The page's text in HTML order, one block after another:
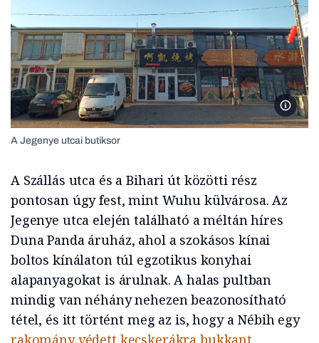
A
A Jegenye utcai butiksor
A Szállás utca és a Bihari út közötti rész
pontosan úgy fest, mint Wuhu külvárosa. Az
Jegenye utca elején található a méltán híres
Duna Panda áruház, ahol a szokásos kínai
boltos kínálaton túl egzotikus konyhai
alapanyagokat is árulnak. A halas pultban
mindig van néhány nehezen beazonosítható
tétel, és itt történt meg az is, hogy a Nébih egy
rakomány védett kecskerákra bukkant.